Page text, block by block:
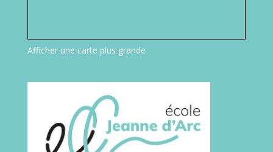
Afficher une carte plus grande